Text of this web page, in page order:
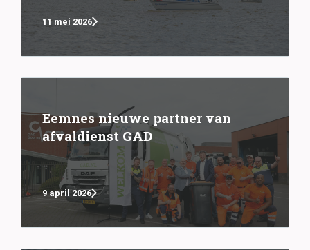
11 mei 2026
Eemnes nieuwe partner van
afvaldienst GAD
9 april 2026